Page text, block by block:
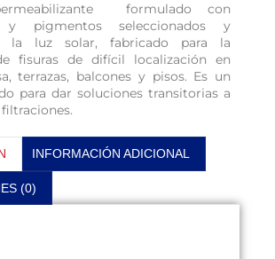
formulado con
y pigmentos seleccionados y
la luz solar, fabricado para la
fisuras de difícil localización en
terra­zas, balcones y pisos. Es un
para dar soluciones transitorias a
INFORMACIÓN ADICIONAL
(0)